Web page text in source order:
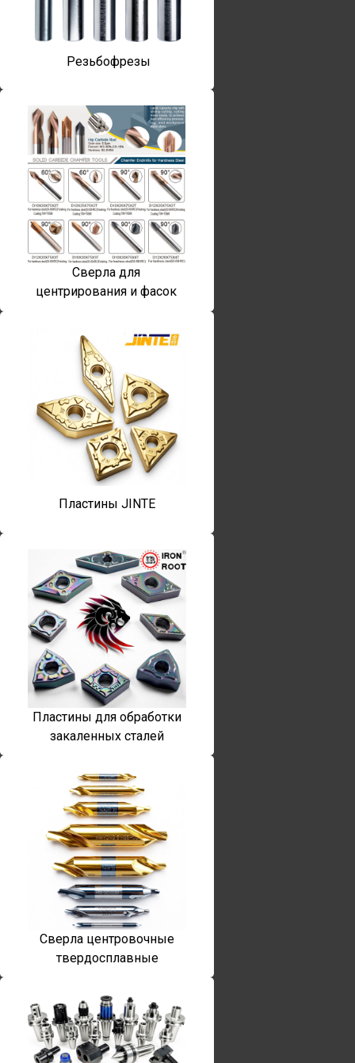
Резьбофрезы
Сверла для
центрирования и фасок
Пластины JINTE
Пластины для обработки
закаленных сталей
Сверла центровочные
твердосплавные